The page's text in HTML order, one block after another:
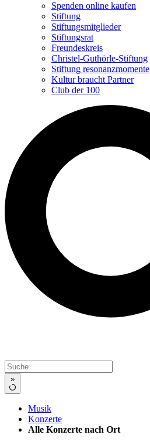
Spenden online kaufen
Stiftung
Stiftungsmitglieder
Stiftungsrat
Freundeskreis
Christel-Guthörle-Stiftung
Stiftung resonanzmomente
Kultur braucht Partner
Club der 100
»
Musik
Konzerte
Alle Konzerte nach Ort